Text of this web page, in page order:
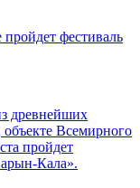
фестиваль
древнейших
Всемирного
пройдет
Кала».